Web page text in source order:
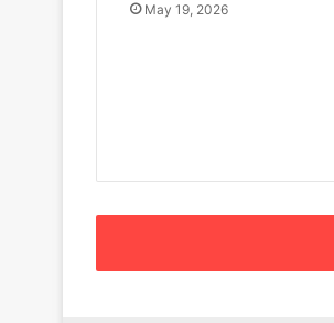
May 19, 2026